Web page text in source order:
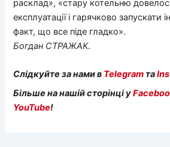
расклад», «стару котельню
експлуатації і гарячково запускати
факт, що все піде гладко».
Богдан СТРАЖАК.
Слідкуйте за нами в Telegram та
Більше на нашій сторінці у
YouTube!